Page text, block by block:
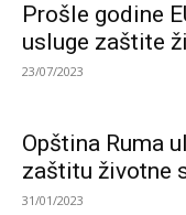
Prošle godine
usluge zaštite
23/07/2023
Opština Ruma
zaštitu životne
31/01/2023